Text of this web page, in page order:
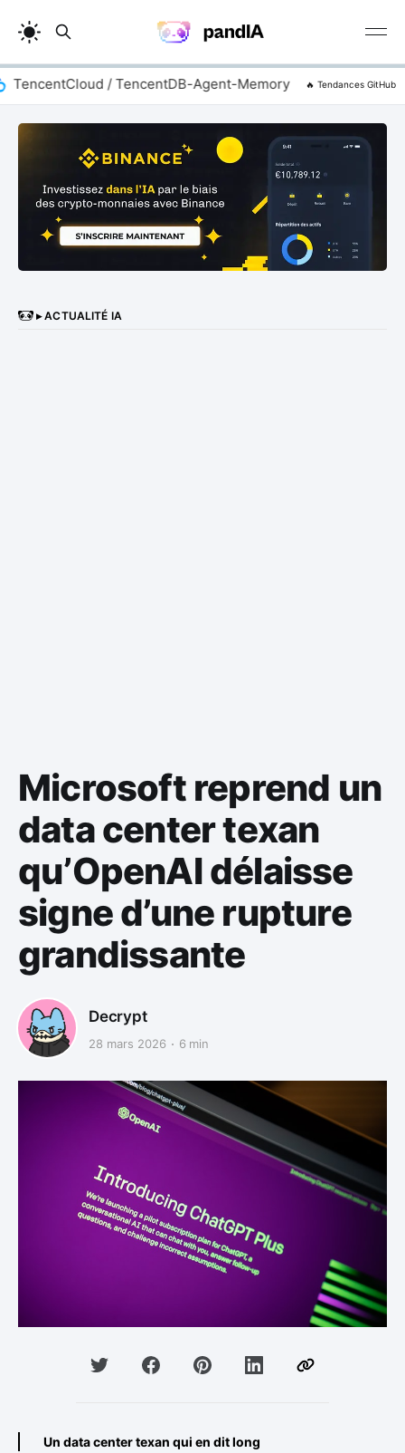
/ TencentDB-Agent-Memory 🔥 Tendances GitHub
▸ ACTUALITÉ IA
Microsoft reprend un
data center texan
qu’OpenAI délaisse
signe d’une rupture
grandissante
Decrypt
28 mars 2026 6 min
Un data center texan qui en dit long